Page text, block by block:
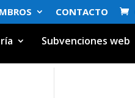
CONTACTO
Subvenciones web